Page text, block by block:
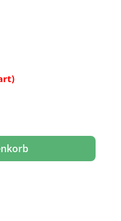
die Schaltflächen um die